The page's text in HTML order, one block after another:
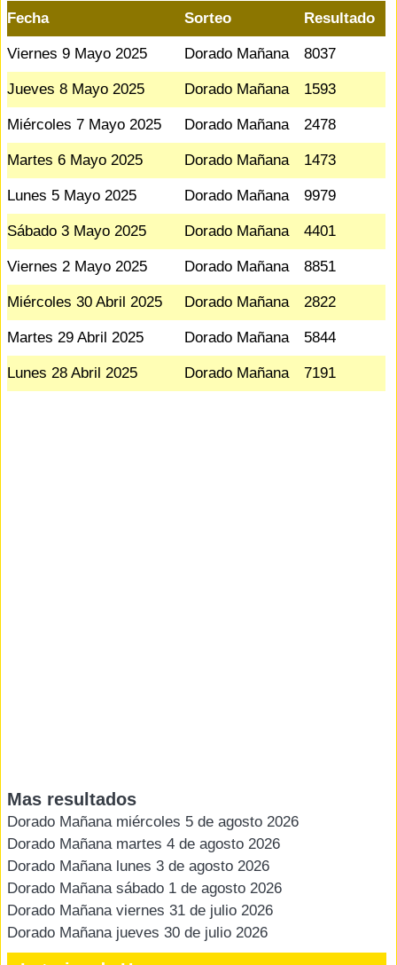
Fecha Sorteo Resultado
Viernes 9 Mayo 2025 Dorado Mañana 8037
Jueves 8 Mayo 2025 Dorado Mañana 1593
Miércoles 7 Mayo 2025 Dorado Mañana 2478
Martes 6 Mayo 2025 Dorado Mañana 1473
Lunes 5 Mayo 2025 Dorado Mañana 9979
Sábado 3 Mayo 2025 Dorado Mañana 4401
Viernes 2 Mayo 2025 Dorado Mañana 8851
Miércoles 30 Abril 2025 Dorado Mañana 2822
Martes 29 Abril 2025 Dorado Mañana 5844
Lunes 28 Abril 2025 Dorado Mañana 7191
Mas resultados
Dorado Mañana miércoles 5 de agosto 2026
Dorado Mañana martes 4 de agosto 2026
Dorado Mañana lunes 3 de agosto 2026
Dorado Mañana sábado 1 de agosto 2026
Dorado Mañana viernes 31 de julio 2026
Dorado Mañana jueves 30 de julio 2026